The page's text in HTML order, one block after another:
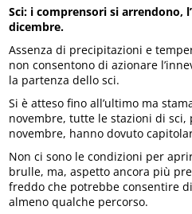
Sci: i comprensori si arrendono,
dicembre.
Assenza di precipitazioni e
non consentono di azionare
la partenza dello sci.
Si è atteso fino all’ultimo ma
novembre, tutte le stazioni di sci,
novembre, hanno dovuto
Non ci sono le condizioni per
brulle, ma, aspetto ancora più
freddo che potrebbe consentire
almeno qualche percorso.